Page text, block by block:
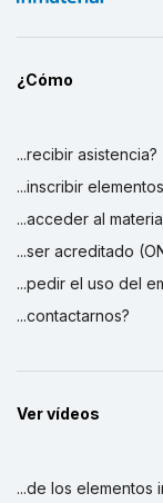
¿Cómo
...recibir asistencia?
...inscribir
...acceder al
...ser acreditado
...pedir el uso del
...contactarnos?
Ver vídeos
...de los elementos